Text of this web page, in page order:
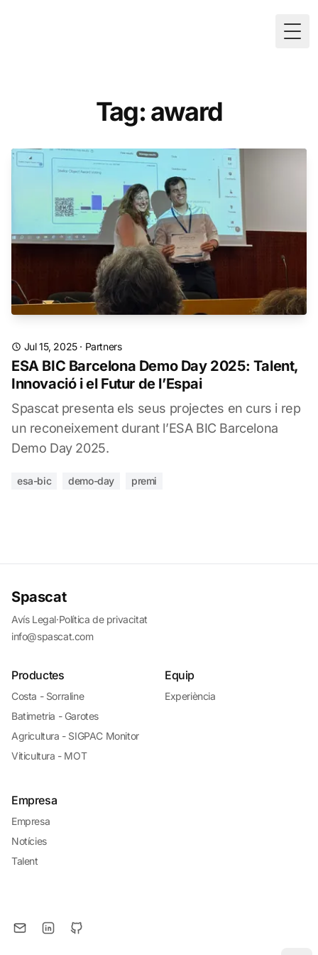
Tag: award
Jul 15, 2025· Partners
ESA BIC Barcelona Demo Day 2025: Talent,
Innovació i el Futur de l’Espai
Spascat presenta els seus projectes en curs i rep
un reconeixement durant l’ESA BIC Barcelona
Demo Day 2025.
esa-bic demo-day premi
Spascat
Avís Legal·Política de privacitat
info@spascat.com
Productes
Costa - Sorraline
Batimetria - Garotes
Agricultura - SIGPAC Monitor
Viticultura - MOT
Equip
Experiència
Empresa
Empresa
Notícies
Talent